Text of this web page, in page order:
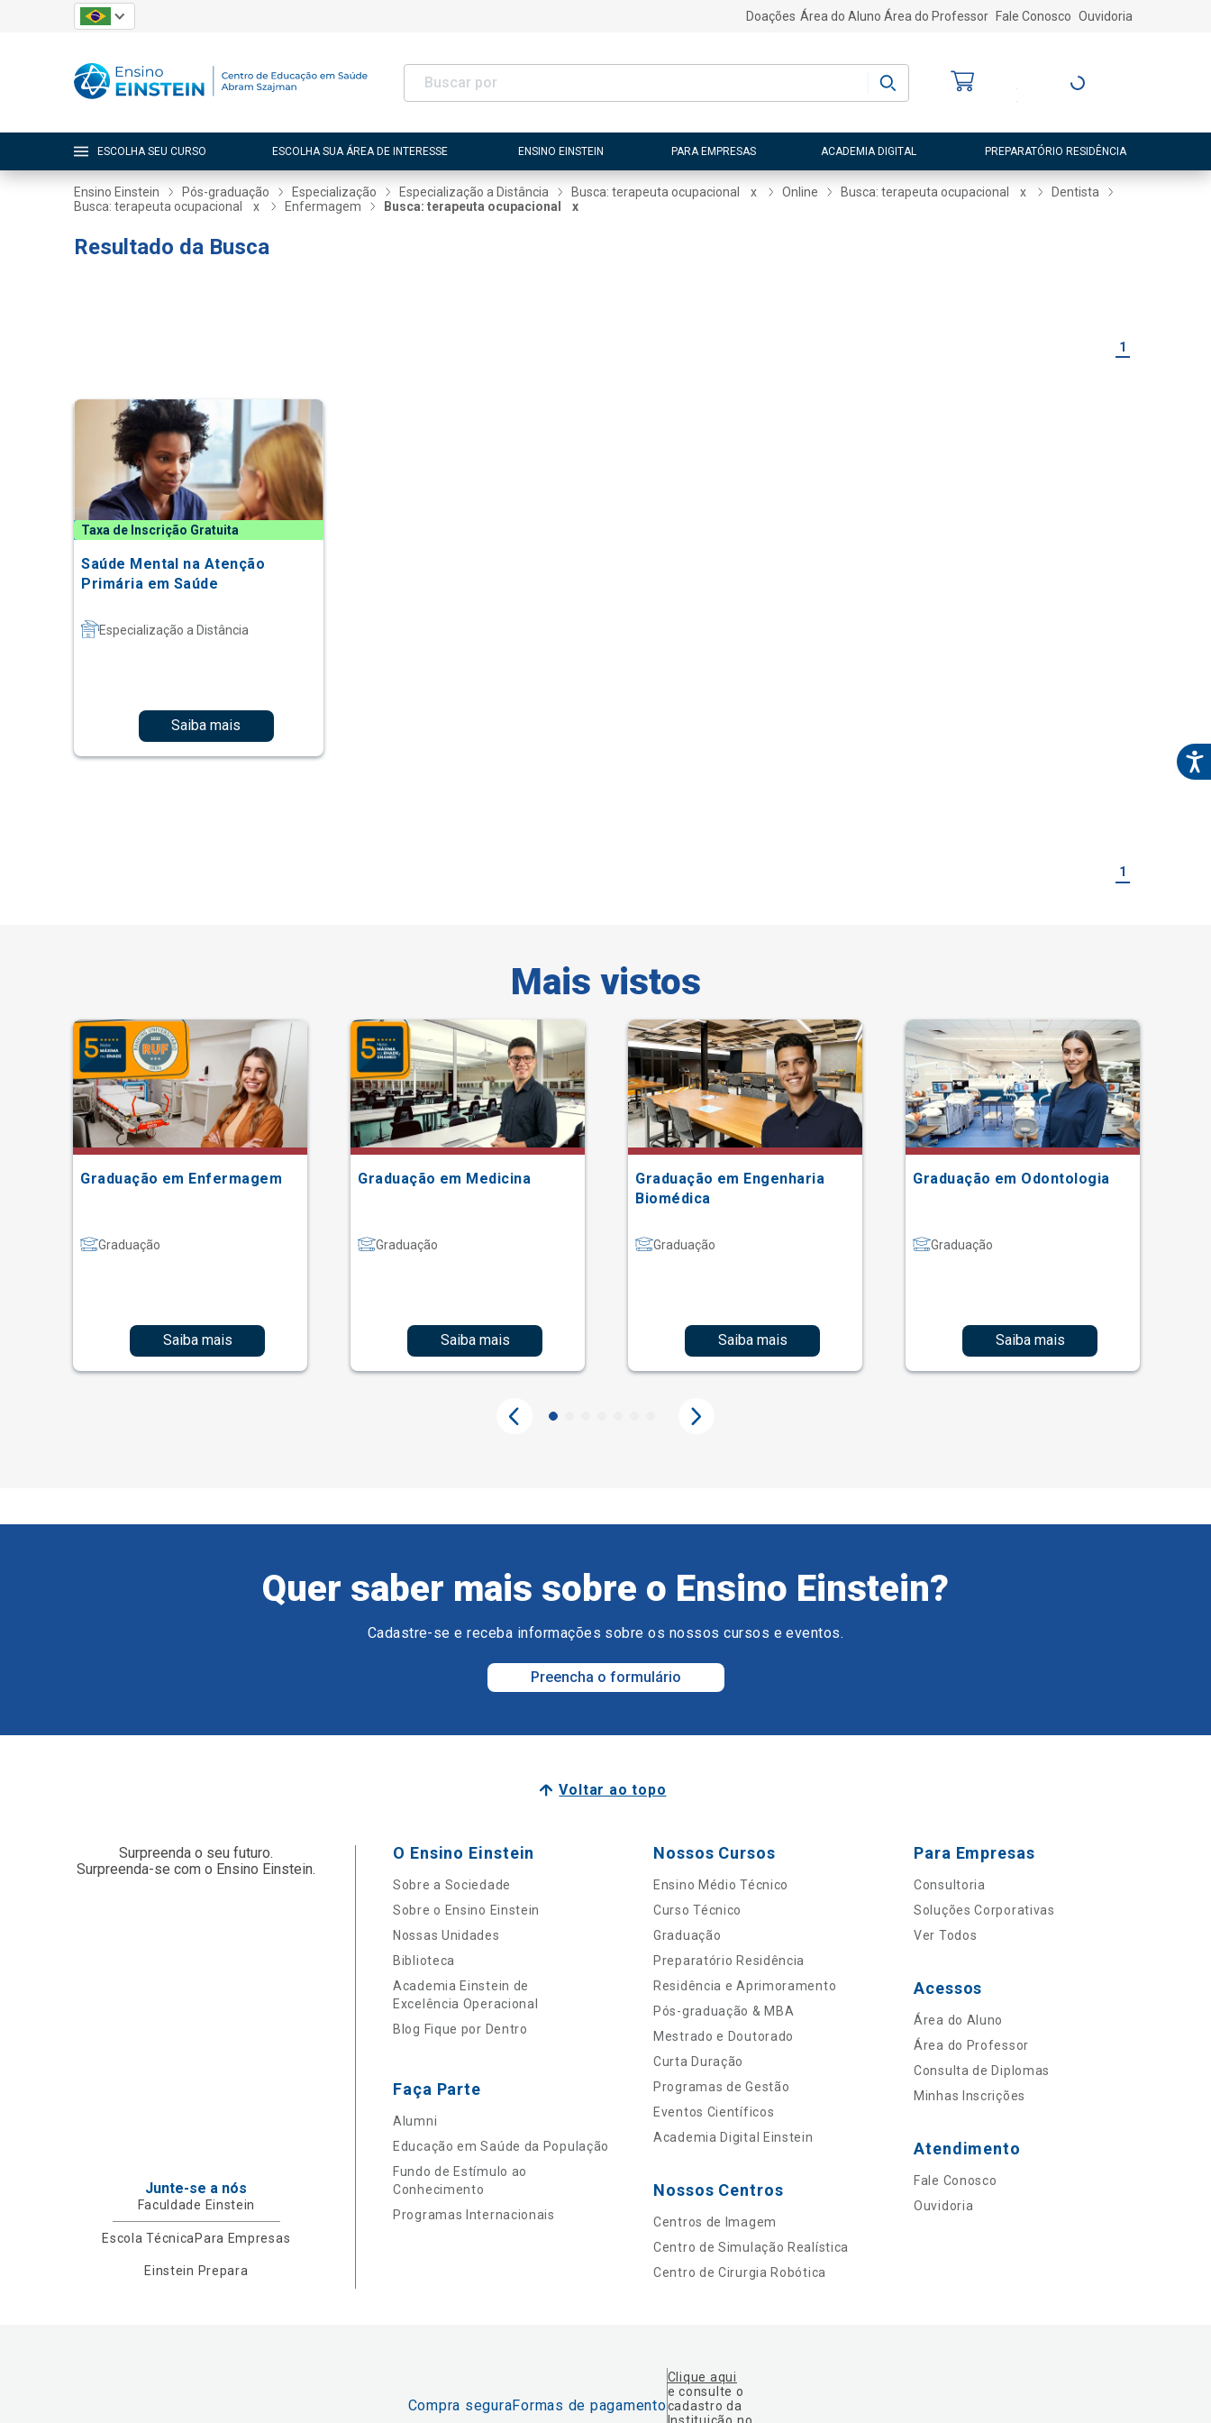
Doações Área do Aluno Área do Professor Fale Conosco Ouvidoria
Entre ou Cadastre-
ESCOLHA SEU CURSO ESCOLHA SUA ÁREA DE INTERESSE ENSINO EINSTEIN PARA EMPRESAS ACADEMIA DIGITAL PREPARATÓRIO RESIDÊNCIA
Ensino Einstein Pós-graduação Especialização Especialização a Distância Busca: terapeuta ocupacional x Online Busca: terapeuta ocupacional x
Dentista
Busca: terapeuta ocupacional
x Enfermagem Busca: terapeuta ocupacional x
Resultado da Busca
1
Taxa de Inscrição Gratuita
Saúde Mental na Atenção
Primária em Saúde
Especialização a Distância
Saiba mais
1
Mais vistos
Graduação em Enfermagem
Graduação
Saiba mais
Graduação em Medicina
Graduação
Saiba mais
Graduação em Engenharia
Biomédica
Graduação
Saiba mais
Graduação em Odontologia
Graduação
Saiba mais
Quer saber mais sobre o Ensino Einstein?
Cadastre-se e receba informações sobre os nossos cursos e eventos.
Preencha o formulário
Voltar ao topo
Surpreenda o seu futuro.
Surpreenda-se com o Ensino Einstein.
Junte-se a nós
Faculdade Einstein
Escola Técnica Para Empresas
Einstein Prepara
O Ensino Einstein
Sobre a Sociedade
Sobre o Ensino Einstein
Nossas Unidades
Biblioteca
Academia Einstein de
Excelência Operacional
Blog Fique por Dentro
Faça Parte
Alumni
Educação em Saúde da População
Fundo de Estímulo ao
Conhecimento
Programas Internacionais
Nossos Cursos
Ensino Médio Técnico
Curso Técnico
Graduação
Preparatório Residência
Residência e Aprimoramento
Pós-graduação & MBA
Mestrado e Doutorado
Curta Duração
Programas de Gestão
Eventos Científicos
Academia Digital Einstein
Nossos Centros
Centros de Imagem
Centro de Simulação Realística
Centro de Cirurgia Robótica
Para Empresas
Consultoria
Soluções Corporativas
Ver Todos
Acessos
Área do Aluno
Área do Professor
Consulta de Diplomas
Minhas Inscrições
Atendimento
Fale Conosco
Ouvidoria
Compra seguraFormas de pagamento
Clique aqui
e consulte o
cadastro da